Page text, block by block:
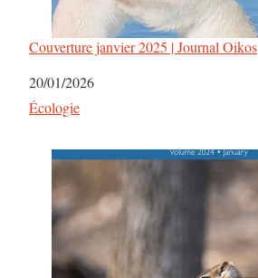
Couverture janvier 2025 | Journal Oikos
Date
20/01/2026
Par rapport à
Écologie